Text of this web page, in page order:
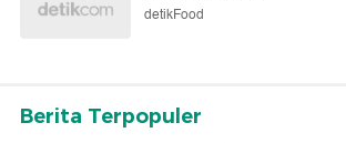
detikFood
Berita Terpopuler